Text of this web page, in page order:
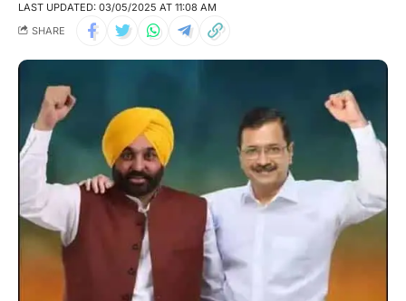
LAST UPDATED: 03/05/2025 AT 11:08 AM
SHARE